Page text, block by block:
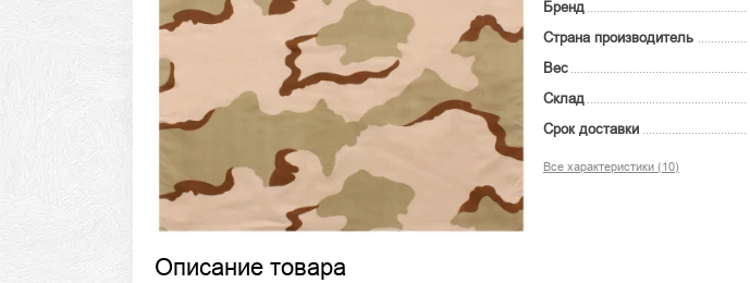
Бренд
Страна производитель
Вес
Склад
Срок доставки
Все характеристики (10)
Описание товара